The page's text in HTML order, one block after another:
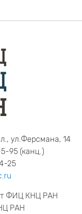
ул.Ферсмана, 14
95 (канц.)
25
ФИЦ КНЦ РАН
РАН